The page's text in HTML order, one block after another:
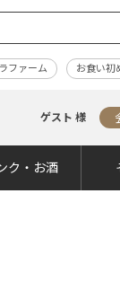
ファーム お食い初
ゲスト 様
ク・お酒